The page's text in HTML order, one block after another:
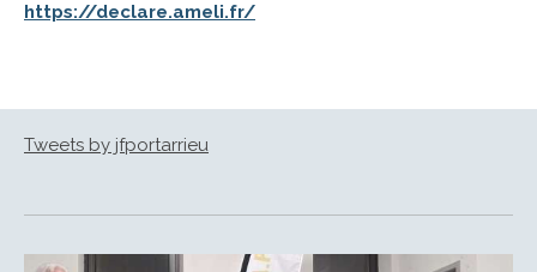
https://declare.ameli.fr/
Tweets by jfportarrieu